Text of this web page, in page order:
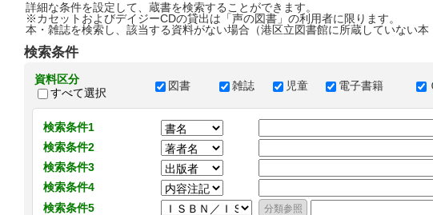
詳細な条件を設定して、蔵書を検索することができます。
※カセットおよびデイジーCDの貸出は「声の図書」の利用者に限ります。
本・雑誌を検索し、該当する資料がない場合（港区立図書館に所蔵していない本
検索条件
資料区分
すべて選択
図書 雑誌 児童 電子書籍
検索条件1
検索条件2
検索条件3
検索条件4
検索条件5